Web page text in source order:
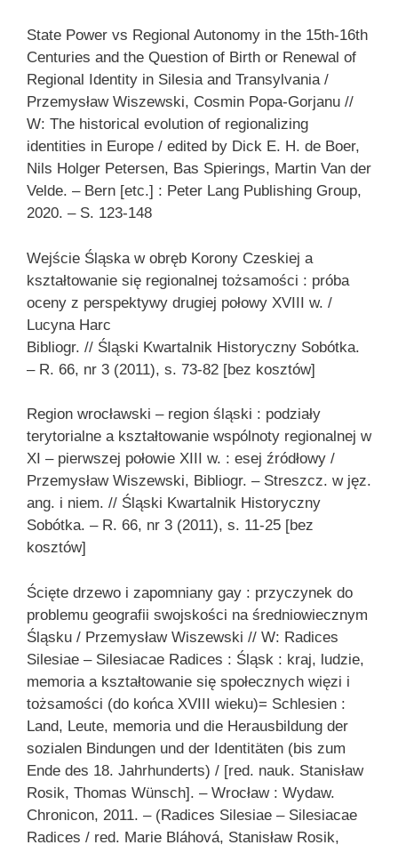
State Power vs Regional Autonomy in the 15th-16th
Centuries and the Question of Birth or Renewal of
Regional Identity in Silesia and Transylvania /
Przemysław Wiszewski, Cosmin Popa-Gorjanu //
W: The historical evolution of regionalizing
identities in Europe / edited by Dick E. H. de Boer,
Nils Holger Petersen, Bas Spierings, Martin Van der
Velde. – Bern [etc.] : Peter Lang Publishing Group,
2020. – S. 123-148
Wejście Śląska w obręb Korony Czeskiej a
kształtowanie się regionalnej tożsamości : próba
oceny z perspektywy drugiej połowy XVIII w. /
Lucyna Harc
Bibliogr. // Śląski Kwartalnik Historyczny Sobótka.
– R. 66, nr 3 (2011), s. 73-82 [bez kosztów]
Region wrocławski – region śląski : podziały
terytorialne a kształtowanie wspólnoty regionalnej w
XI – pierwszej połowie XIII w. : esej źródłowy /
Przemysław Wiszewski, Bibliogr. – Streszcz. w jęz.
ang. i niem. // Śląski Kwartalnik Historyczny
Sobótka. – R. 66, nr 3 (2011), s. 11-25 [bez
kosztów]
Ścięte drzewo i zapomniany gay : przyczynek do
problemu geografii swojskości na średniowiecznym
Śląsku / Przemysław Wiszewski // W: Radices
Silesiae – Silesiacae Radices : Śląsk : kraj, ludzie,
memoria a kształtowanie się społecznych więzi i
tożsamości (do końca XVIII wieku)= Schlesien :
Land, Leute, memoria und die Herausbildung der
sozialen Bindungen und der Identitäten (bis zum
Ende des 18. Jahrhunderts) / [red. nauk. Stanisław
Rosik, Thomas Wünsch]. – Wrocław : Wydaw.
Chronicon, 2011. – (Radices Silesiae – Silesiacae
Radices / red. Marie Bláhová, Stanisław Rosik,